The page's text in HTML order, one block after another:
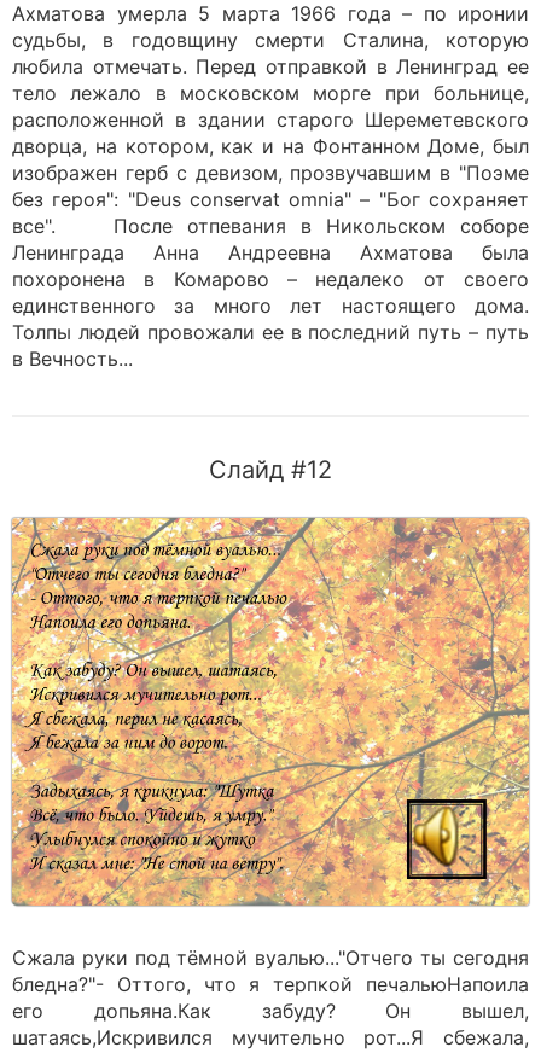
Ахматова умерла 5 марта 1966 года – по иронии
судьбы, в годовщину смерти Сталина, которую
любила отмечать. Перед отправкой в Ленинград ее
тело лежало в московском морге при больнице,
расположенной в здании старого Шереметевского
дворца, на котором, как и на Фонтанном Доме, был
изображен герб с девизом, прозвучавшим в "Поэме
без героя": "Deus conservat omnia" – "Бог сохраняет
все". После отпевания в Никольском соборе
Ленинграда Анна Андреевна Ахматова была
похоронена в Комарово – недалеко от своего
единственного за много лет настоящего дома.
Толпы людей провожали ее в последний путь – путь
в Вечность...
Слайд #12
Сжала руки под тёмной вуалью..."Отчего ты сегодня
бледна?"- Оттого, что я терпкой печальюНапоила
его допьяна.Как забуду? Он вышел,
шатаясь,Искривился мучительно рот...Я сбежала,